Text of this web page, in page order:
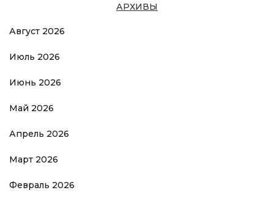
АРХИВЫ
Август 2026
Июль 2026
Июнь 2026
Май 2026
Апрель 2026
Март 2026
Февраль 2026